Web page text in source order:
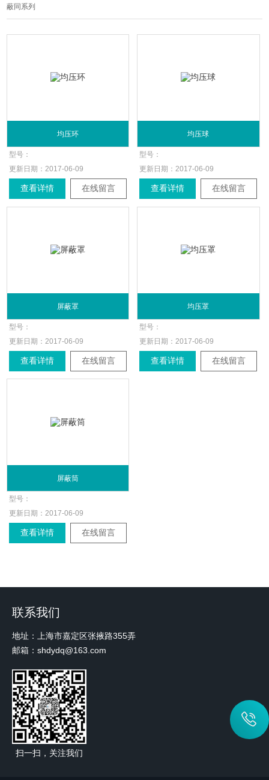
蔽同系列
均压环
型号：
更新日期： 2017-06-09
查看详情 在线留言
均压球
型号：
更新日期： 2017-06-09
查看详情 在线留言
屏蔽罩
型号：
更新日期： 2017-06-09
查看详情 在线留言
均压罩
型号：
更新日期： 2017-06-09
查看详情 在线留言
屏蔽筒
型号：
更新日期：2017-06-09
查看详情 在线留言
联系我们
地址：上海市嘉定区张掖路355弄
邮箱：shdydq@163.com
扫一扫，关注我们